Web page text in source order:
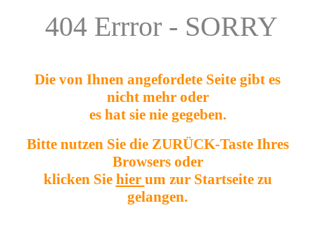
404 Errror - SORRY
Die von Ihnen angefordete Seite gibt es
nicht mehr oder
es hat sie nie gegeben.
Bitte nutzen Sie die ZURÜCK-Taste Ihres
Browsers oder
klicken Sie hier um zur Startseite zu
gelangen.